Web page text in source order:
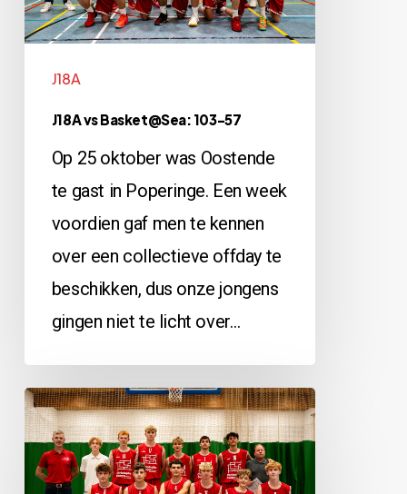
J18A
J18A vs Basket@Sea: 103-57
Op 25 oktober was Oostende
te gast in Poperinge. Een week
voordien gaf men te kennen
over een collectieve offday te
beschikken, dus onze jongens
gingen niet te licht over…
Basket@Sea
vs
J18A: 55-